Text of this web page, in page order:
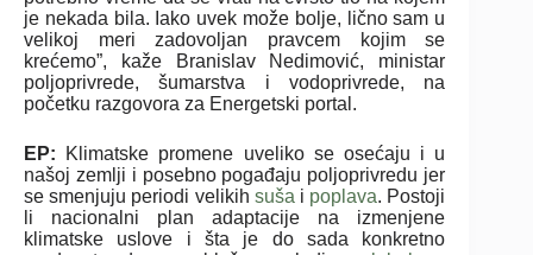
je nekada bila. Iako uvek može bolje, lično sam u
velikoj meri zadovoljan pravcem kojim se
krećemo”, kaže Branislav Nedimović, ministar
poljoprivrede, šumarstva i vodoprivrede, na
početku razgovora za Energetski portal.
EP: Klimatske promene uveliko se osećaju i u
našoj zemlji i posebno pogađaju poljoprivredu jer
se smenjuju periodi velikih suša i poplava. Postoji
li nacionalni plan adaptacije na izmenjene
klimatske uslove i šta je do sada konkretno